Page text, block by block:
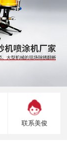
联系美俊